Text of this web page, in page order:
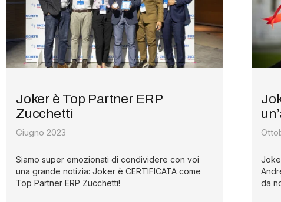
Joker è Top Partner ERP
Zucchetti
Giugno 2023
Siamo super emozionati di condividere con voi
una grande notizia: Joker è CERTIFICATA come
Top Partner ERP Zucchetti!
da